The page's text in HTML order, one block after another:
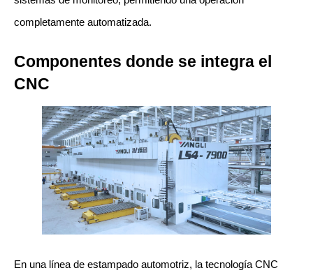
completamente automatizada.
Componentes donde se integra el
CNC
En una línea de estampado automotriz, la tecnología CNC